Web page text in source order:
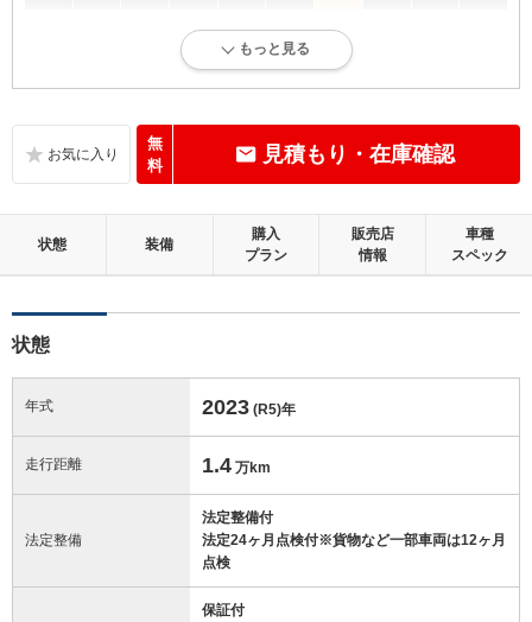
小さな傷・凹み、軽微な補修跡等があるが、そのまま加修せずに十分乗
補修の必要な目立つ損傷、悪臭等がないこと
外装：
補修の必要な目立つ損傷がないこと
もっと見る
無
料
見積もり・在庫確認
状態 装備
購入
プラン
販売店
情報
車種
スペック
状態
年式 2023 (R5)年
走行距離 1.4 万km
法定整備
法定整備付
法定24ヶ月点検付※貨物など一部車両は12ヶ月
点検
保証付